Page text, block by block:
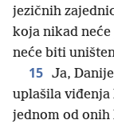
jezičnih
koja nikad
neće biti
15 Ja,
uplašila viđenja
jednom od onih